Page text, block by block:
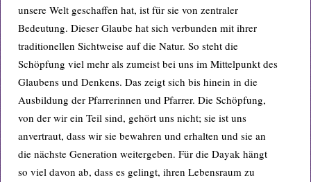
unsere Welt geschaffen hat, ist für sie von zentraler
Bedeutung. Dieser Glaube hat sich verbunden mit ihrer
traditionellen Sichtweise auf die Natur. So steht die
Schöpfung viel mehr als zumeist bei uns im Mittelpunkt des
Glaubens und Denkens. Das zeigt sich bis hinein in die
Ausbildung der Pfarrerinnen und Pfarrer. Die Schöpfung,
von der wir ein Teil sind, gehört uns nicht; sie ist uns
anvertraut, dass wir sie bewahren und erhalten und sie an
die nächste Generation weitergeben. Für die Dayak hängt
so viel davon ab, dass es gelingt, ihren Lebensraum zu